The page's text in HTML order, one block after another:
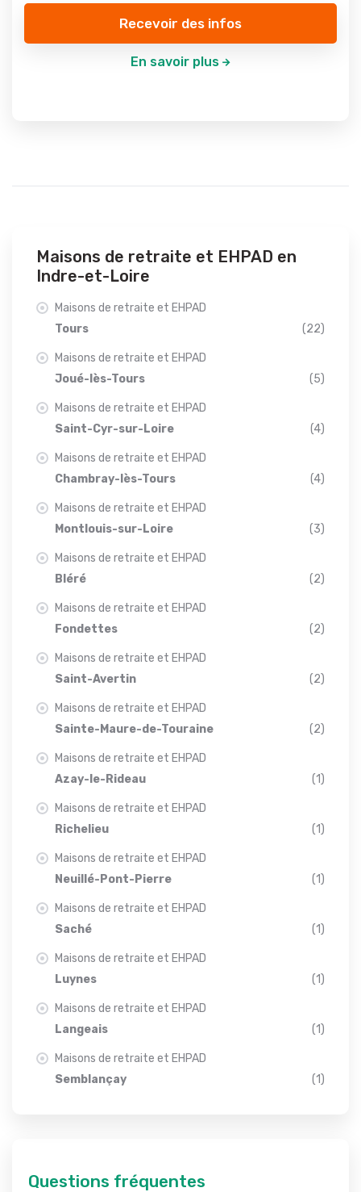
Recevoir des infos
En savoir plus
Maisons de retraite et EHPAD en
Indre-et-Loire
Maisons de retraite et EHPAD
Tours
(22)
Maisons de retraite et EHPAD
Joué-lès-Tours
(5)
Maisons de retraite et EHPAD
Saint-Cyr-sur-Loire
(4)
Maisons de retraite et EHPAD
Chambray-lès-Tours
(4)
Maisons de retraite et EHPAD
Montlouis-sur-Loire
(3)
Maisons de retraite et EHPAD
Bléré
(2)
Maisons de retraite et EHPAD
Fondettes
(2)
Maisons de retraite et EHPAD
Saint-Avertin
(2)
Maisons de retraite et EHPAD
Sainte-Maure-de-Touraine
(2)
Maisons de retraite et EHPAD
Azay-le-Rideau
(1)
Maisons de retraite et EHPAD
Richelieu
(1)
Maisons de retraite et EHPAD
Neuillé-Pont-Pierre
(1)
Maisons de retraite et EHPAD
Saché
(1)
Maisons de retraite et EHPAD
Luynes
(1)
Maisons de retraite et EHPAD
Langeais
(1)
Maisons de retraite et EHPAD
Semblançay
(1)
Questions fréquentes